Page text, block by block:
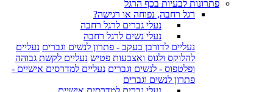
פתרונות לבעיות בכף הרגל
רגל רחבה, נפוחה או רגישה?
נעלי גברים לרגל רחבה
נעלי נשים לרגל רחבה
נעליים לדורבן בעקב - פתרון לנשים וגברים נעליים
להלוקס ולגוס ואצבעות פטיש נעליים לקשת גבוהה
ופלטפוס - לנשים וגברים נעליים למדרסים אישיים -
פתרון לנשים וגברים